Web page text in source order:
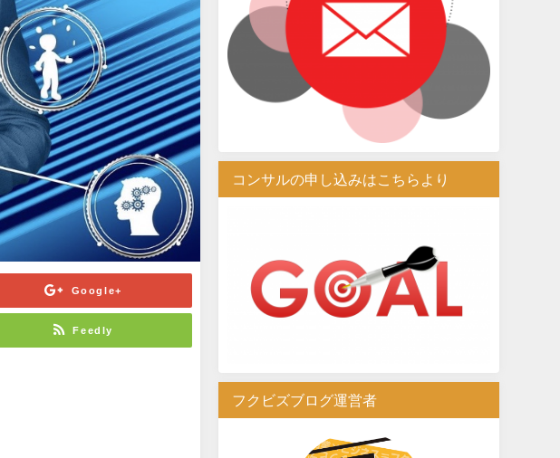
Google+
Feedly
コンサルの申し込みはこちらより
フクビズブログ運営者